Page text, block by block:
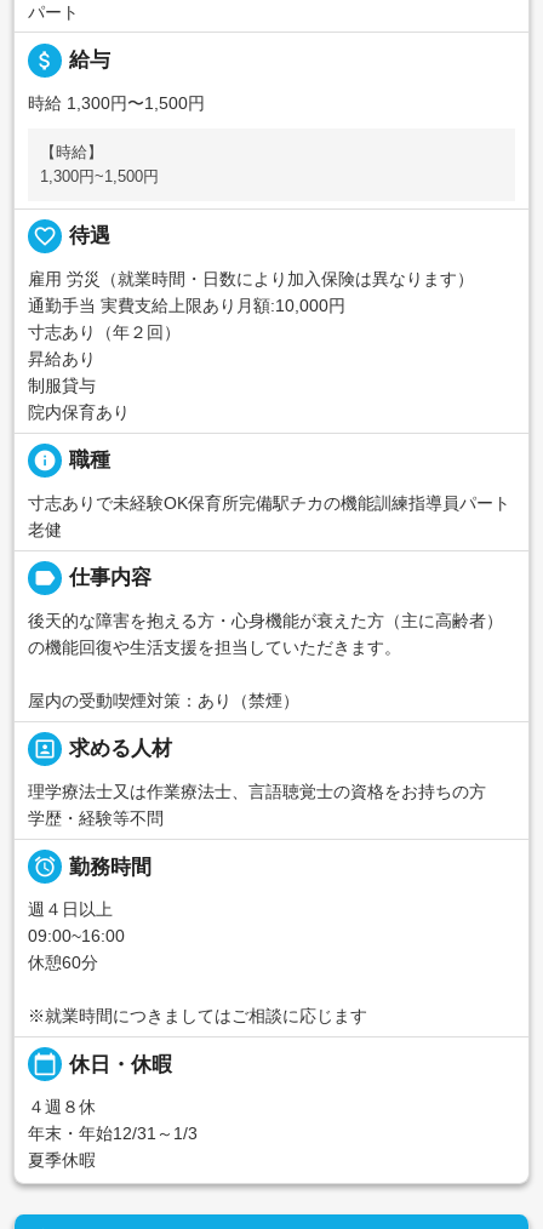
パート
attach_money 給与
時給 1,300円〜1,500円
【時給】
1,300円~1,500円
favorite_border 待遇
雇用 労災（就業時間・日数により加入保険は異なります）
通勤手当 実費支給上限あり月額:10,000円
寸志あり（年２回）
昇給あり
制服貸与
院内保育あり
info 職種
寸志ありで未経験OK保育所完備駅チカの機能訓練指導員パート
老健
label 仕事内容
後天的な障害を抱える方・心身機能が衰えた方（主に高齢者）
の機能回復や生活支援を担当していただきます。
屋内の受動喫煙対策：あり（禁煙）
portrait 求める人材
理学療法士又は作業療法士、言語聴覚士の資格をお持ちの方
学歴・経験等不問
 勤務時間
週４日以上
09:00~16:00
休憩60分
※就業時間につきましてはご相談に応じます
calendar_today 休日・休暇
４週８休
年末・年始12/31～1/3
夏季休暇